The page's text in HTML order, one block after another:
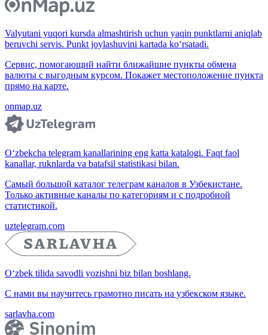
Valyutani yuqori kursda almashtirish uchun yaqin punktlarni aniqlab
beruvchi servis. Punkt joylashuvini kartada ko‘rsatadi.
Сервис, помогающий найти ближайшие пункты обмена
валюты с выгодным курсом. Покажет местоположение пункта
прямо на карте.
onmap.uz
O‘zbekcha telegram kanallarining eng katta katalogi. Faqt faol
kanallar, ruknlarda va batafsil statistikasi bilan.
Самый большой каталог телеграм каналов в Узбекистане.
Только активные каналы по категориям и с подробной
статистикой.
uztelegram.com
O‘zbek tilida savodli yozishni biz bilan boshlang.
С нами вы научитесь грамотно писать на узбекском языке.
sarlavha.com